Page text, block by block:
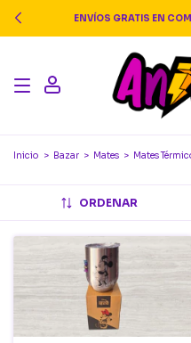
ENVÍOS GRATIS EN
Inicio > Bazar > Mates > Mates
ORDENAR